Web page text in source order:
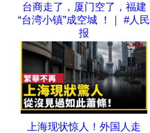
台商走了，厦门空了，福建
“台湾小镇”成空城 ！｜ #人民
报
上海现状惊人！外国人走